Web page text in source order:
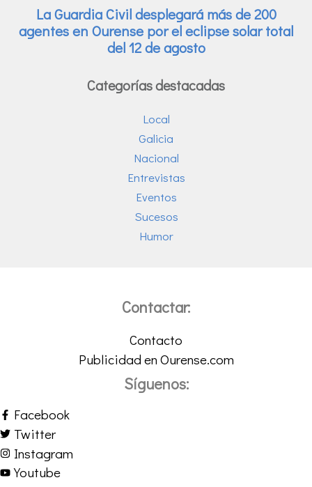
Categorías destacadas
Local
Galicia
Nacional
Entrevistas
Eventos
Sucesos
Humor
Contactar:
Contacto
Publicidad en Ourense.com
Síguenos:
Facebook
Twitter
Instagram
Youtube